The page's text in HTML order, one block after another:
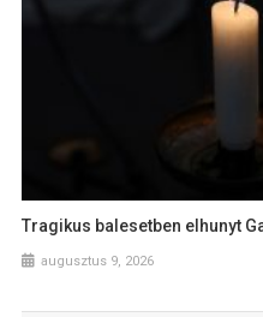
Tragikus balesetben elhunyt
augusztus 9, 2026